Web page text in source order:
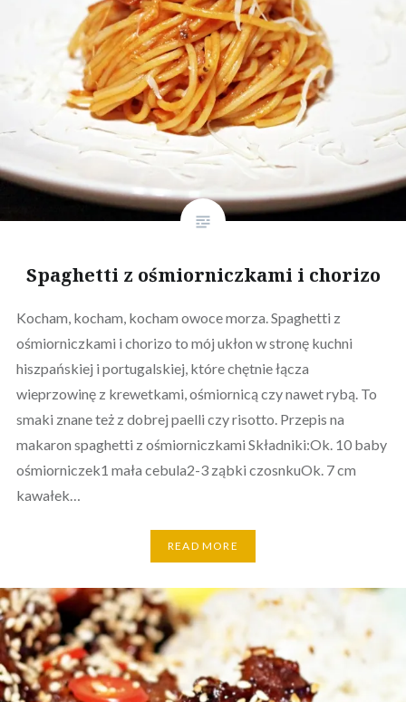
Spaghetti z ośmiorniczkami i chorizo
Kocham, kocham, kocham owoce morza. Spaghetti z
ośmiorniczkami i chorizo to mój ukłon w stronę kuchni
hiszpańskiej i portugalskiej, które chętnie łącza
wieprzowinę z krewetkami, ośmiornicą czy nawet rybą. To
smaki znane też z dobrej paelli czy risotto. Przepis na
makaron spaghetti z ośmiorniczkami Składniki:Ok. 10 baby
ośmiorniczek1 mała cebula2-3 ząbki czosnkuOk. 7 cm
kawałek…
READ MORE